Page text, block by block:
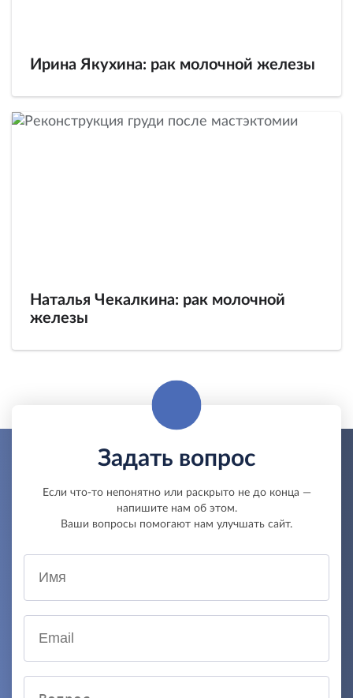
Ирина Якухина: рак молочной железы
Наталья Чекалкина: рак молочной
железы
Задать вопрос
Если что-то непонятно или раскрыто не до конца —
напишите нам об этом.
Ваши вопросы помогают нам улучшать сайт.